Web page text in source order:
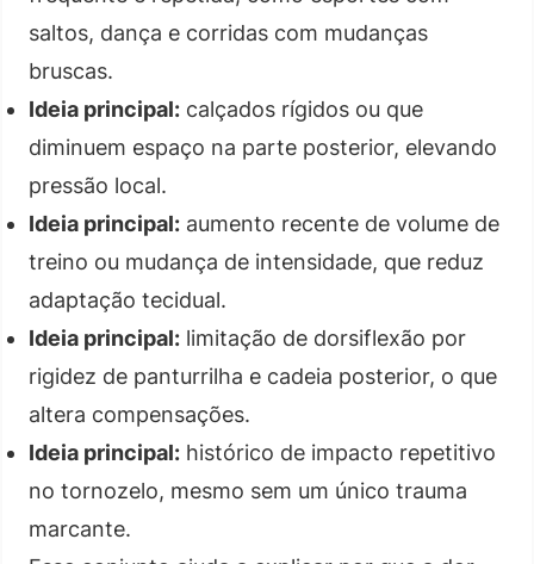
saltos, dança e corridas com mudanças
bruscas.
Ideia principal: calçados rígidos ou que
diminuem espaço na parte posterior, elevando
pressão local.
Ideia principal: aumento recente de volume de
treino ou mudança de intensidade, que reduz
adaptação tecidual.
Ideia principal: limitação de dorsiflexão por
rigidez de panturrilha e cadeia posterior, o que
altera compensações.
Ideia principal: histórico de impacto repetitivo
no tornozelo, mesmo sem um único trauma
marcante.